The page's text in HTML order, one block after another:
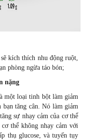
kích thích nhu động ruột,
phòng ngừa táo bón;
nặng
một loại tinh bột làm giảm
bạn tăng cân. Nó làm giảm
sự nhạy cảm của cơ thể
thể không nhạy cảm với
thụ glucose, và tuyến tụy